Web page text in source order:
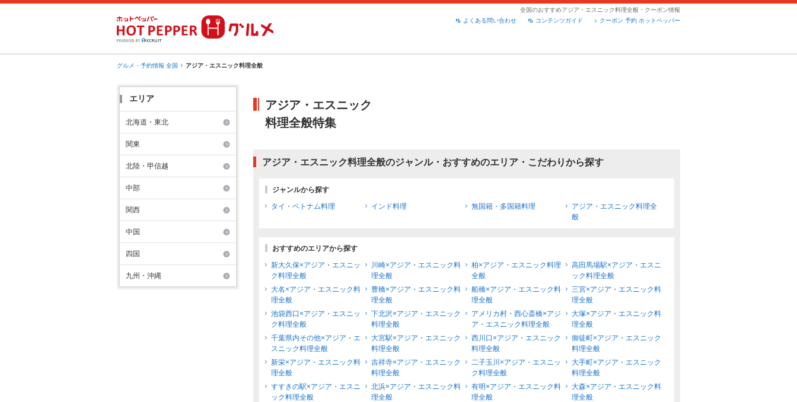
全国のおすすめアジア・エスニック料理全般・クーポン情報
クーポン 予約 ホットペッパー
コンテンツガイド
よくある問い合わせ
グルメ・予約情報 全国 アジア・エスニック料理全般
エリア
北海道・東北
関東
北陸・甲信越
中部
関西
中国
四国
九州・沖縄
アジア・エスニック
料理全般特集
アジア・エスニック料理全般のジャンル・おすすめのエリア・こだわりから探す
ジャンルから探す
タイ・ベトナム料理
インド料理 無国籍・多国籍料理
アジア・エスニック料理全
般
おすすめのエリアから探す
新大久保×アジア・エスニッ
ク料理全般
川崎×アジア・エスニック料
理全般
柏×アジア・エスニック料理
全般
高田馬場駅×アジア・エスニ
ック料理全般
大名×アジア・エスニック料
理全般
豊橋×アジア・エスニック料
理全般
船橋×アジア・エスニック料
理全般
三宮×アジア・エスニック料
理全般
池袋西口×アジア・エスニッ
ク料理全般
下北沢×アジア・エスニック
料理全般
アメリカ村・西心斎橋×アジ
ア・エスニック料理全般
大塚×アジア・エスニック料
理全般
千葉県内その他×アジア・エ
スニック料理全般
大宮駅×アジア・エスニック
料理全般
西川口×アジア・エスニック
料理全般
御徒町×アジア・エスニック
料理全般
新栄×アジア・エスニック料
理全般
吉祥寺×アジア・エスニック
料理全般
二子玉川×アジア・エスニッ
ク料理全般
大手町×アジア・エスニック
料理全般
すすきの駅×アジア・エスニ
ック料理全般
北浜×アジア・エスニック料
理全般
有明×アジア・エスニック料
理全般
大森×アジア・エスニック料
理全般